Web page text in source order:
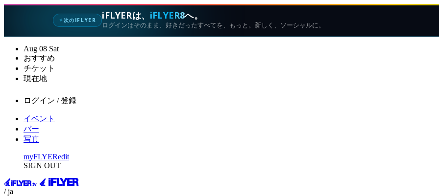
✦次のIFLYER iFLYERは、 iFLYER8へ。
ログインはそのまま、好きだったすべてを、もっと。新しく、ソーシャルに。
Aug 08 Sat
おすすめ
チケット
現在地
ログイン / 登録
イベント
バー
写真
myFLYERedit
SIGN OUT
/ ja